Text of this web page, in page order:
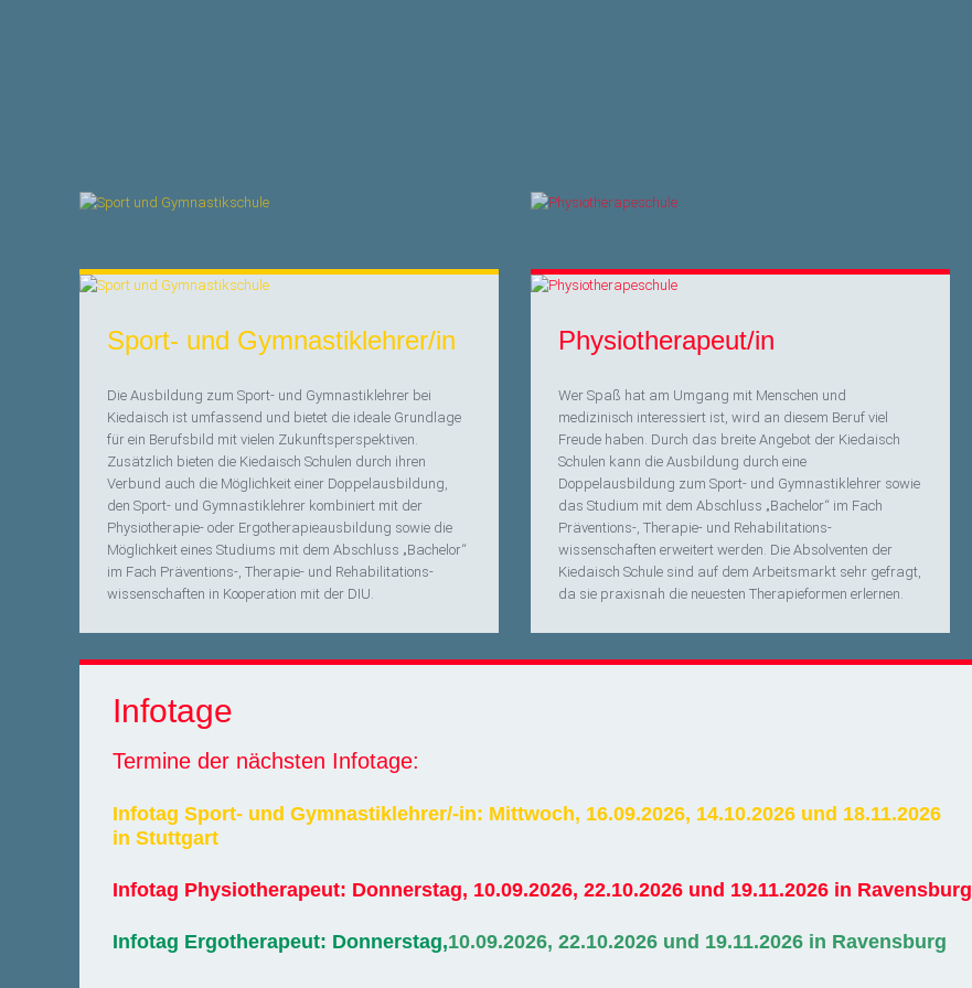
Sport- und Gymnastiklehrer/in
Die Ausbildung zum Sport- und Gymnastiklehrer bei
Kiedaisch ist umfassend und bietet die ideale Grundlage
für ein Berufsbild mit vielen Zukunftsperspektiven.
Zusätzlich bieten die Kiedaisch Schulen durch ihren
Verbund auch die Möglichkeit einer Doppelausbildung,
den Sport- und Gymnastiklehrer kombiniert mit der
Physiotherapie- oder Ergotherapieausbildung sowie die
Möglichkeit eines Studiums mit dem Abschluss „Bachelor“
im Fach Präventions-, Therapie- und Rehabilitations­­
wissenschaften in Kooperation mit der DIU.
Physiotherapeut/in
Wer Spaß hat am Umgang mit Menschen und
medizinisch interessiert ist, wird an diesem Beruf viel
Freude haben. Durch das breite Angebot der Kiedaisch
Schulen kann die Ausbildung durch eine
Doppelausbildung zum Sport- und Gymnastiklehrer sowie
das Studium mit dem Abschluss „Bachelor“ im Fach
Präventions-, Therapie- und Rehabilitations­
wissenschaften erweitert werden. Die Absolventen der
Kiedaisch Schule sind auf dem Arbeitsmarkt sehr gefragt,
da sie praxisnah die neuesten Therapieformen erlernen.
Infotage
Termine der nächsten Infotage:
Infotag Sport- und Gymnastiklehrer/-in: Mittwoch, 16.09.2026, 14.10.2026 und 18.11.2026
in Stuttgart
Infotag Physiotherapeut: Donnerstag, 10.09.2026, 22.10.2026 und 19.11.2026 in Ravensburg
Infotag Ergotherapeut: Donnerstag,10.09.2026, 22.10.2026 und 19.11.2026 in Ravensburg